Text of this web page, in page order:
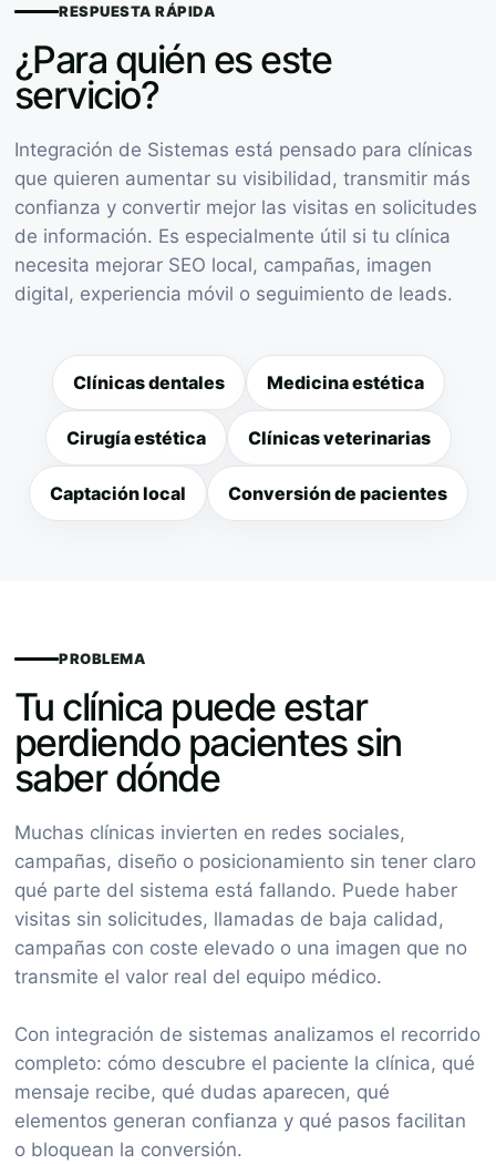
RESPUESTA RÁPIDA
¿Para quién es este
servicio?
Integración de Sistemas está pensado para clínicas
que quieren aumentar su visibilidad, transmitir más
confianza y convertir mejor las visitas en solicitudes
de información. Es especialmente útil si tu clínica
necesita mejorar SEO local, campañas, imagen
digital, experiencia móvil o seguimiento de leads.
Clínicas dentales Medicina estética
Cirugía estética Clínicas veterinarias
Captación local Conversión de pacientes
PROBLEMA
Tu clínica puede estar
perdiendo pacientes sin
saber dónde
Muchas clínicas invierten en redes sociales,
campañas, diseño o posicionamiento sin tener claro
qué parte del sistema está fallando. Puede haber
visitas sin solicitudes, llamadas de baja calidad,
campañas con coste elevado o una imagen que no
transmite el valor real del equipo médico.
Con integración de sistemas analizamos el recorrido
completo: cómo descubre el paciente la clínica, qué
mensaje recibe, qué dudas aparecen, qué
elementos generan confianza y qué pasos facilitan
o bloquean la conversión.